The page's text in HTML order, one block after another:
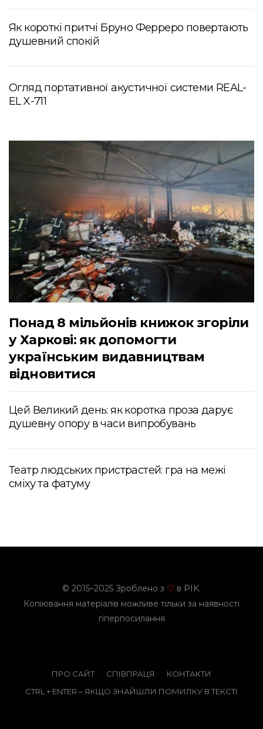
Як короткі притчі Бруно Ферреро повертають
душевний спокій
Огляд портативної акустичної системи REAL-
EL X-711
Понад 8 мільйонів книжок згоріли
у Харкові: як допомогти
українським видавництвам
відновитися
Цей Великий день: як коротка проза дарує
душевну опору в часи випробувань
Театр людських пристрастей: гра на межі
сміху та фатуму
© 2015–2025 Зроблено з ♡ в PIK.
Копіювання матеріалів можливе тільки за наявності
гіперпосилання
ПРО САЙТ СПІВПРАЦЯ
КОНТАКТИ
CTRL + ENTER – ЯКЩО ЗНАЙШЛИ ПОМИЛКУ В ТЕКСТІ